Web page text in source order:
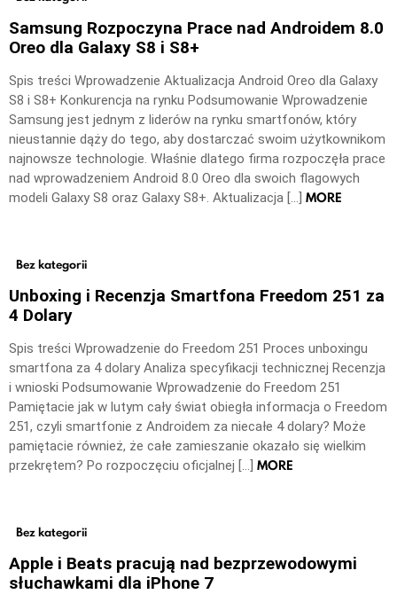
Samsung Rozpoczyna Prace nad Androidem 8.0
Oreo dla Galaxy S8 i S8+
Spis treści Wprowadzenie Aktualizacja Android Oreo dla Galaxy
S8 i S8+ Konkurencja na rynku Podsumowanie Wprowadzenie
Samsung jest jednym z liderów na rynku smartfonów, który
nieustannie dąży do tego, aby dostarczać swoim użytkownikom
najnowsze technologie. Właśnie dlatego firma rozpoczęła prace
nad wprowadzeniem Android 8.0 Oreo dla swoich flagowych
modeli Galaxy S8 oraz Galaxy S8+. Aktualizacja […] MORE
Bez kategorii
Unboxing i Recenzja Smartfona Freedom 251 za
4 Dolary
Spis treści Wprowadzenie do Freedom 251 Proces unboxingu
smartfona za 4 dolary Analiza specyfikacji technicznej Recenzja
i wnioski Podsumowanie Wprowadzenie do Freedom 251
Pamiętacie jak w lutym cały świat obiegła informacja o Freedom
251, czyli smartfonie z Androidem za niecałe 4 dolary? Może
pamiętacie również, że całe zamieszanie okazało się wielkim
przekrętem? Po rozpoczęciu oficjalnej […] MORE
Bez kategorii
Apple i Beats pracują nad bezprzewodowymi
słuchawkami dla iPhone 7